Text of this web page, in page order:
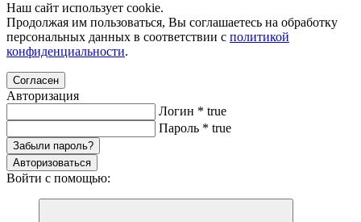
Наш сайт использует cookie.
Продолжая им пользоваться, Вы соглашаетесь на обработку
персональных данных в соответствии с политикой
конфиденциальности.
Согласен
Авторизация
Логин * true
Пароль * true
Забыли пароль?
Авторизоваться
Войти с помощью: